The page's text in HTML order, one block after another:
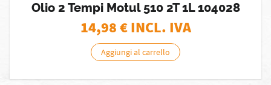
Olio 2 Tempi Motul 510 2T 1L 104028
14,98€ INCL. IVA
Aggiungi al carrello